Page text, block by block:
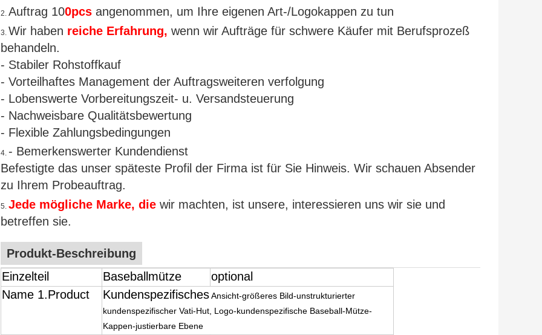
2. Auftrag 100pcs angenommen, um Ihre eigenen Art-/Logokappen zu tun
3. Wir haben reiche Erfahrung, wenn wir Aufträge für schwere Käufer mit Berufsprozeß
behandeln.
- Stabiler Rohstoffkauf
- Vorteilhaftes Management der Auftragsweiteren verfolgung
- Lobenswerte Vorbereitungszeit- u. Versandsteuerung
- Nachweisbare Qualitätsbewertung
- Flexible Zahlungsbedingungen
4. - Bemerkenswerter Kundendienst
Befestigte das unser späteste Profil der Firma ist für Sie Hinweis. Wir schauen Absender
zu Ihrem Probeauftrag.
5. Jede mögliche Marke, die wir machten, ist unsere, interessieren uns wir sie und
betreffen sie.
Produkt-Beschreibung
Einzelteil
Baseballmütze
optional
Name 1.Product
KundenspezifischesAnsicht-größeres Bild-unstrukturierter
kundenspezifischer Vati-Hut, Logo-kundenspezifische Baseball-Mütze-
Kappen-justierbare Ebene